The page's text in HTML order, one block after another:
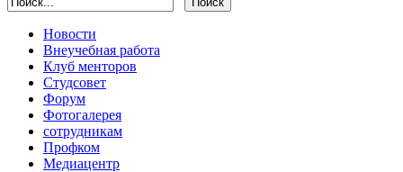
Новости
Внеучебная работа
Клуб менторов
Студсовет
Форум
Фотогалерея
сотрудникам
Профком
Медиацентр